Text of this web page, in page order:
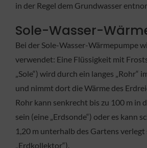
in der Regel dem Grundwasser
Sole-Wasser-
Bei der Sole-Wasser-Wärmepumpe
verwendet: Eine Flüssigkeit mit
„Sole“) wird durch ein langes „Rohr“
und nimmt dort die Wärme des
Rohr kann senkrecht bis zu 100 m in
sein (eine „Erdsonde“) oder es kann
1,20 m unterhalb des Gartens verlegt
„Erdkollektor“).